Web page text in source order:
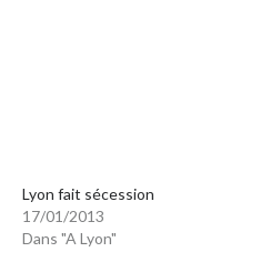
Lyon fait sécession
17/01/2013
Dans "A Lyon"